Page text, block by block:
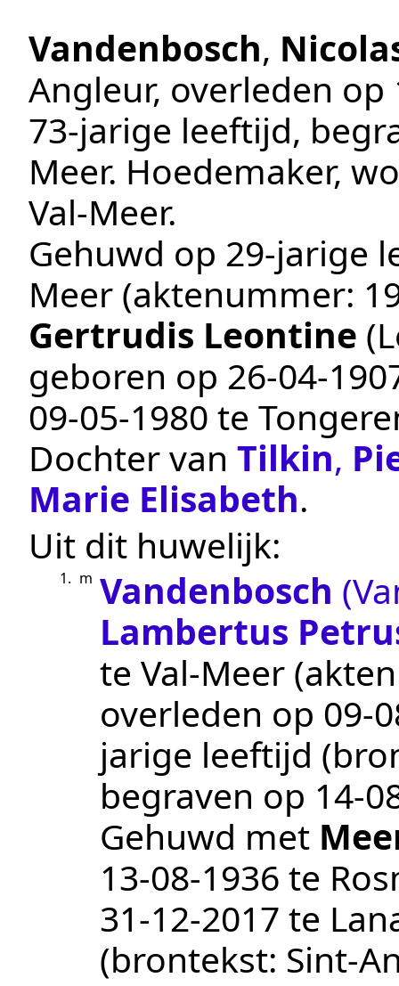
Vandenbosch,
Angleur, overleden op
73-jarige leeftijd,
Meer. Hoedemaker,
Val-Meer.
Gehuwd op 29-jarige
Meer (aktenummer:
Gertrudis Leontine
geboren op
09‑05‑1980 te
Dochter van Tilkin,
Marie Elisabeth.
Uit dit huwelijk:
1. m Vandenbosch
Lambertus
te Val-Meer
overleden op
jarige leeftijd
begraven op
Gehuwd met
13‑08‑1936 te
31‑12‑2017 te
(brontekst: Sint-